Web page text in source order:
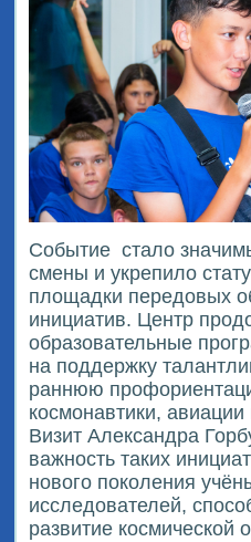
Событие стало
смены и укрепило
площадки передовых
инициатив. Центр
образовательные
на поддержку
раннюю
космонавтики,
Визит Александра
важность таких
нового поколения
исследователей,
развитие космической